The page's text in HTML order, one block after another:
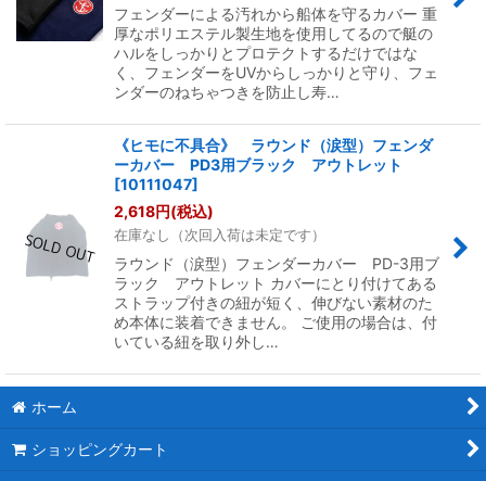
フェンダーによる汚れから船体を守るカバー 重
厚なポリエステル製生地を使用してるので艇の
ハルをしっかりとプロテクトするだけではな
く、フェンダーをUVからしっかりと守り、フェ
ンダーのねちゃつきを防止し寿…
《ヒモに不具合》 ラウンド（涙型）フェンダ
ーカバー PD3用ブラック アウトレット
[10111047]
2,618円(税込)
在庫なし（次回入荷は未定です）
ラウンド（涙型）フェンダーカバー PD-3用ブ
ラック アウトレット カバーにとり付けてある
ストラップ付きの紐が短く、伸びない素材のた
め本体に装着できません。 ご使用の場合は、付
いている紐を取り外し…
ホーム
ショッピングカート